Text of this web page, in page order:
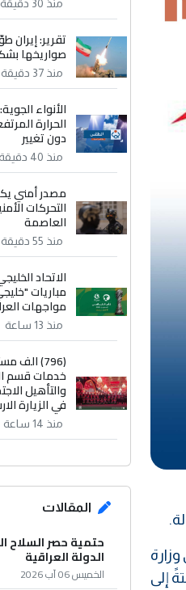
إلى
منذ 30 دقيقة
تقرير: إيران
صواريخها
منذ 37 دقيقة
الأنواء
الحرارة
دون تغيير
منذ 40 دقيقة
مصدر أمني
التحركات
العاصمة
منذ 55 دقيقة
الاتحاد
مواجهات
منذ 13 ساعة
(796) الف
خدمات قسم
والتأهيل
في الزيارة
منذ 14 ساعة
المقالات
حتمية حصر السلاح
الدولة العراقية
الخميس 06 آب 2026